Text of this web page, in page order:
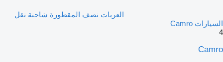
العربات نصف المقطورة شاحنة نقل
السيارات Camro
4
Camro